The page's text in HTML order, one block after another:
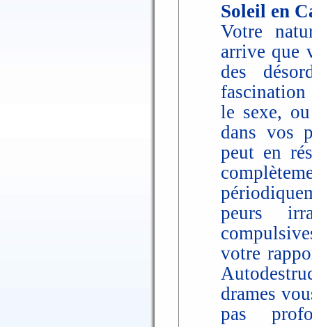
Soleil en
Votre
arrive que
des
le sexe,
dans vos
peut en
peurs
votre
drames
pas